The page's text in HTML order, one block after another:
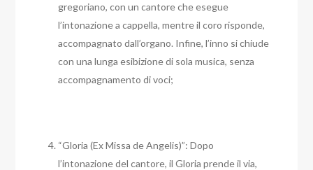
gregoriano, con un cantore che esegue
l’intonazione a cappella, mentre il coro risponde,
accompagnato dall’organo. Infine, l’inno si chiude
con una lunga esibizione di sola musica, senza
accompagnamento di voci;
“Gloria (Ex Missa de Angelis)”: Dopo
l’intonazione del cantore, il Gloria prende il via,